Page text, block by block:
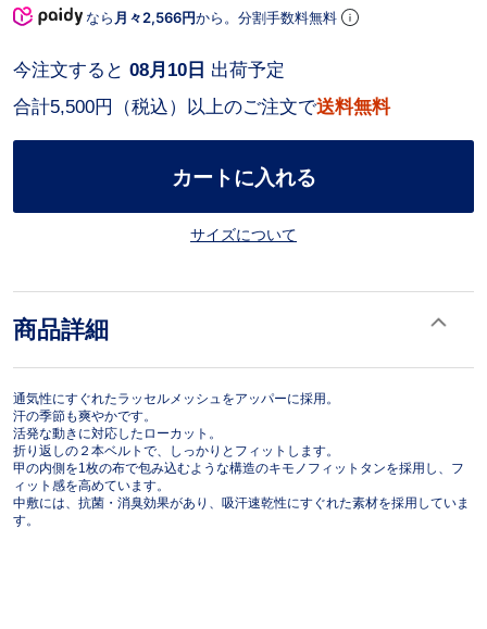
なら 月々2,566円から。分割手数料無料
合計5,500円（税込）以上のご注文で送料無料
今注文すると 08月10日 出荷予定
カートに入れる
サイズについて
商品詳細
通気性にすぐれたラッセルメッシュをアッパーに採用。
汗の季節も爽やかです。
活発な動きに対応したローカット。
折り返しの２本ベルトで、しっかりとフィットします。
甲の内側を1枚の布で包み込むような構造のキモノフィットタンを採用し、フ
ィット感を高めています。
中敷には、抗菌・消臭効果があり、吸汗速乾性にすぐれた素材を採用していま
す。